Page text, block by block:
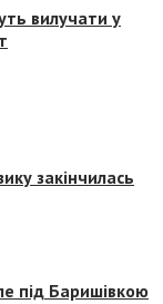
вилучати у
закінчилась
під Баришівкою